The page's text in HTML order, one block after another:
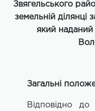
Звягельського
земельній
який наданий
Загальні
Відповідно